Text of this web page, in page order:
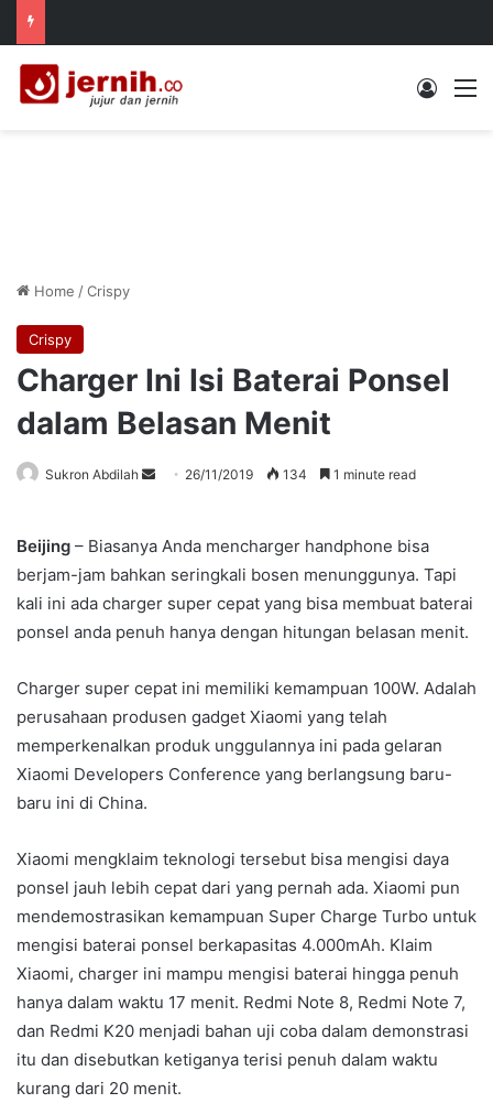
Log In
Home /Crispy
Crispy
Charger Ini Isi Baterai Ponsel
dalam Belasan Menit
Sukron Abdilah
Send 26/11/2019 134 1 minute read
Beijing – Biasanya Anda mencharger handphone bisa
berjam-jam bahkan seringkali bosen menunggunya. Tapi
kali ini ada charger super cepat yang bisa membuat baterai
ponsel anda penuh hanya dengan hitungan belasan menit.
Charger super cepat ini memiliki kemampuan 100W. Adalah
perusahaan produsen gadget Xiaomi yang telah
memperkenalkan produk unggulannya ini pada gelaran
Xiaomi Developers Conference yang berlangsung baru-
baru ini di China.
Xiaomi mengklaim teknologi tersebut bisa mengisi daya
ponsel jauh lebih cepat dari yang pernah ada. Xiaomi pun
mendemostrasikan kemampuan Super Charge Turbo untuk
mengisi baterai ponsel berkapasitas 4.000mAh. Klaim
Xiaomi, charger ini mampu mengisi baterai hingga penuh
hanya dalam waktu 17 menit. Redmi Note 8, Redmi Note 7,
dan Redmi K20 menjadi bahan uji coba dalam demonstrasi
itu dan disebutkan ketiganya terisi penuh dalam waktu
kurang dari 20 menit.